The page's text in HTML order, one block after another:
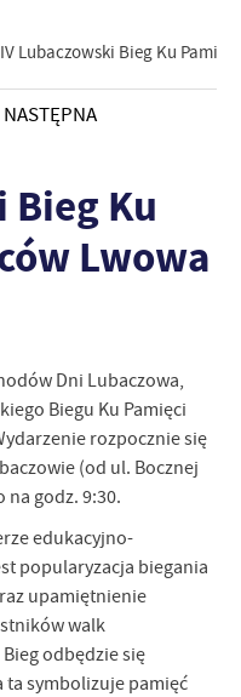
IV Lubaczowski Bieg Ku
NASTĘPNA
Bieg Ku
Lwowa
Dni Lubaczowa,
Biegu Ku Pamięci
rozpocznie się
(od ul. Bocznej
godz. 9:30.
edukacyjno-
popularyzacja biegania
upamiętnienie
walk
odbędzie się
ta symbolizuje pamięć